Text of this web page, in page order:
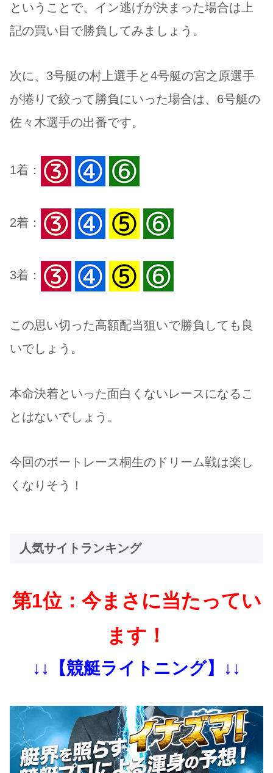
ということで、イン逃げが決まった場合は上
記の買い目で勝負してみましょう。
次に、3号艇の村上選手と4号艇の宮之原選手
が捲りで絞って勝負にいった場合は、6号艇の
佐々木選手の出番です。
1着：
2着：
3着：
この思い切った高額配当狙いで勝負しても良
いでしょう。
本命決着といった面白くないレースになるこ
とはないでしょう。
今回のボートレース桐生のドリーム戦は楽し
くなりそう！
人気サイトランキング
第1位：今まさに当たってい
ます！
↓↓【競艇ライトニング】↓↓